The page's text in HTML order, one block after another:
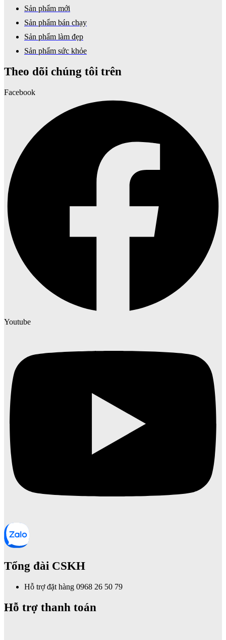
Sản phẩm mới
Sản phẩm bán chạy
Sản phẩm làm đẹp
Sản phẩm sức khỏe
Theo dõi chúng tôi trên
Facebook
Youtube
Tổng đài CSKH
Hỗ trợ đặt hàng 0968 26 50 79
Hỗ trợ thanh toán